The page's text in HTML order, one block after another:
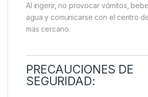
Al ingerir, no provocar vómitos,
agua y comunicarse con el centro
más cercano.
PRECAUCIONES DE
SEGURIDAD: